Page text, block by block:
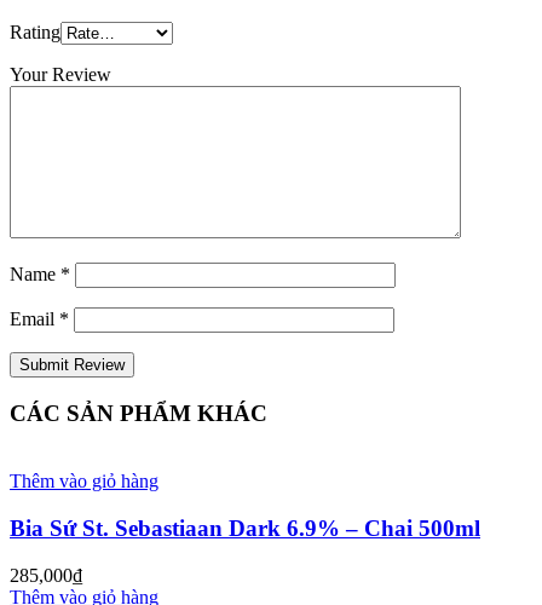
Rating
Your Review
Name *
Email *
CÁC SẢN PHẨM KHÁC
Thêm vào giỏ hàng
Bia Sứ St. Sebastiaan Dark 6.9% – Chai 500ml
285,000₫
Thêm vào giỏ hàng